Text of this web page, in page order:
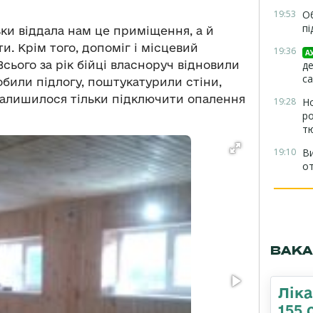
віддала нам це приміщення, а й
Крім того, допоміг і місцевий
за рік бійці власноруч відновили
підлогу, поштукатурили стіни,
тільки підключити опалення
19:53
19:36
19:28
19:10
155